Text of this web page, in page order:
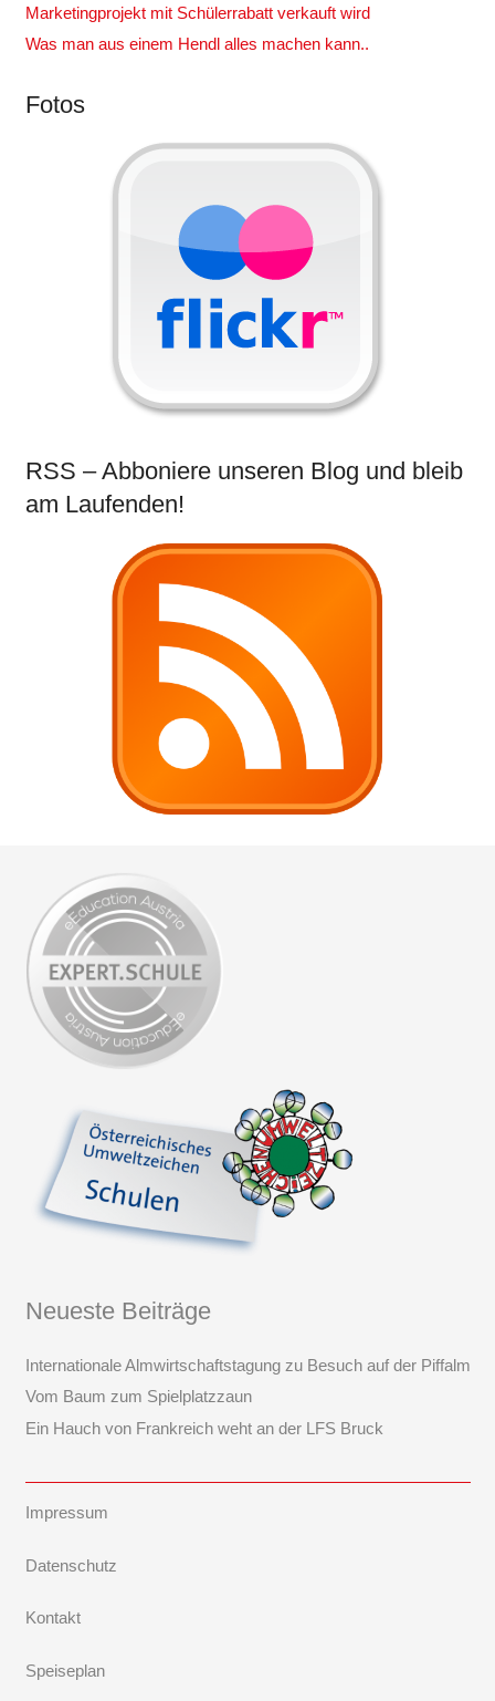
Marketingprojekt mit Schülerrabatt verkauft wird
Was man aus einem Hendl alles machen kann..
Fotos
RSS – Abboniere unseren Blog und bleib
am Laufenden!
Neueste Beiträge
Internationale Almwirtschaftstagung zu Besuch auf der Piffalm
Vom Baum zum Spielplatzzaun
Ein Hauch von Frankreich weht an der LFS Bruck
Impressum
Datenschutz
Kontakt
Speiseplan